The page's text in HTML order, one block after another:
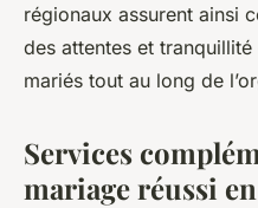
régionaux assurent ainsi
des attentes et
mariés tout au long de
Services
mariage réussi